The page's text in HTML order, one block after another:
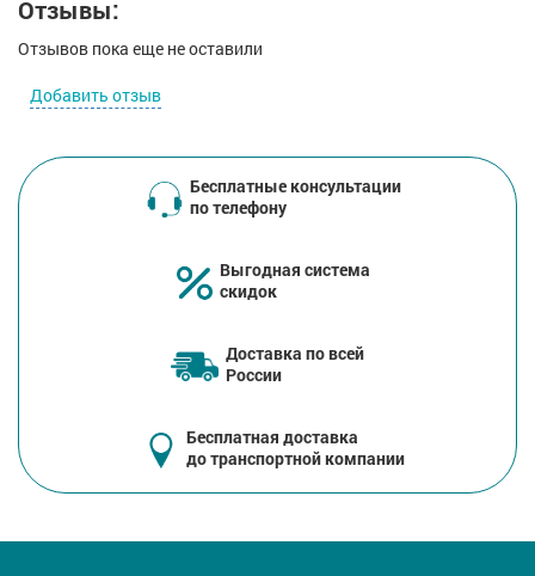
Отзывы:
Отзывов пока еще не оставили
Добавить отзыв
Бесплатные консультации
по телефону
Выгодная система
скидок
Доставка по всей
России
Бесплатная доставка
до транспортной компании